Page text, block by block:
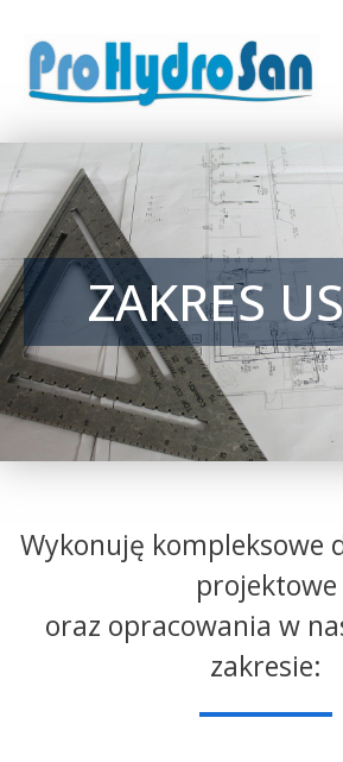
ZAKRES
Wykonuję kompleksowe
projektowe
oraz opracowania w
zakresie: